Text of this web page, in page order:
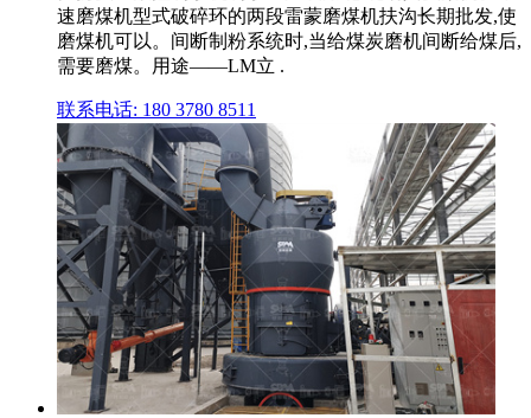
速磨煤机型式破碎环的两段雷蒙磨煤机扶沟长期批发,使
磨煤机可以。间断制粉系统时,当给煤炭磨机间断给煤后,
需要磨煤。用途——LM立 .
联系电话: 180 3780 8511